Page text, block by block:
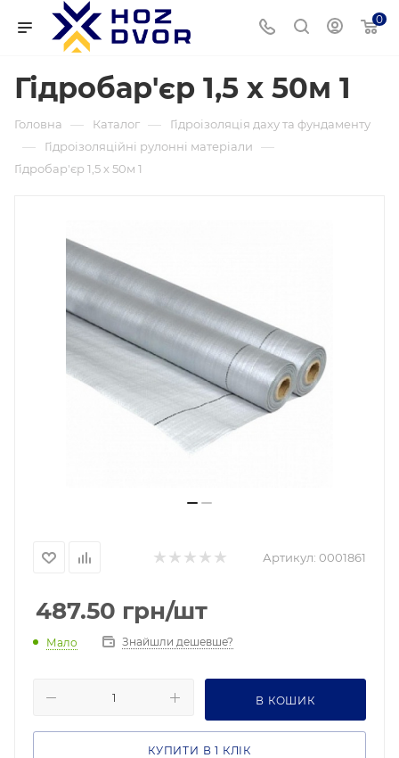
0
Гідробар'єр 1,5 х 50м 1
Головна — Каталог — Гідроізоляція даху та фундаменту
— Гідроізоляційні рулонні матеріали —
Гідробар'єр 1,5 х 50м 1
Артикул: 0001861
487.50 грн/шт
Мало Знайшли дешевше?
В КОШИК
КУПИТИ В 1 КЛІК